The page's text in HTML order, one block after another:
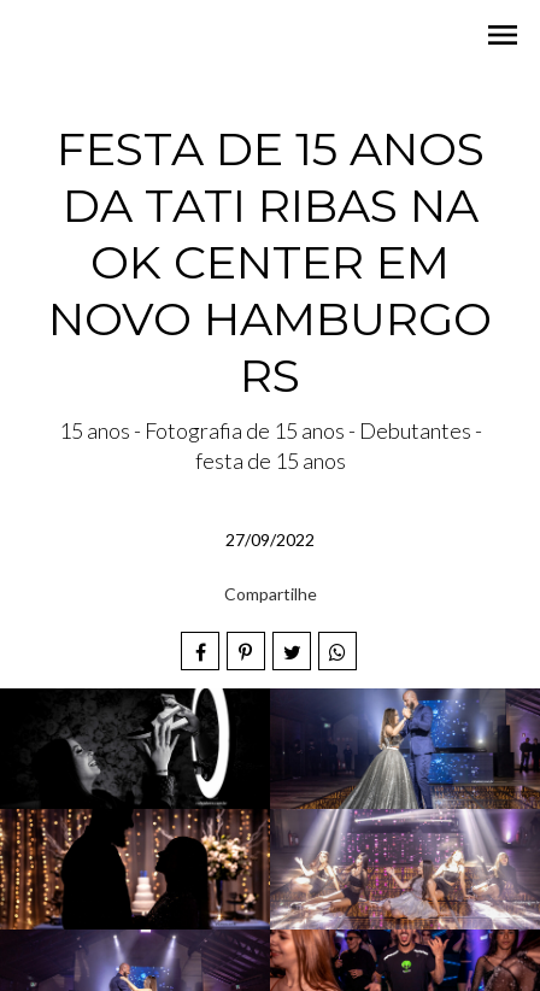
menu
FESTA DE 15 ANOS
DA TATI RIBAS NA
OK CENTER EM
NOVO HAMBURGO
RS
15 anos - Fotografia de 15 anos - Debutantes -
festa de 15 anos
27/09/2022
Compartilhe